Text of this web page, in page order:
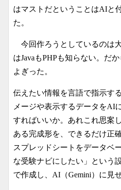
はマストだということはAIと
た。
今回作ろうとしているのは
はJavaもPHPも知らない。だ
よぎった。
伝えたい情報を言語で指示す
メージや表示するデータをAI
すればいいか。あれこれ思案
ある完成形を、できるだけ正
スプレッドシートをデータベ
な受験ナビにしたい」という
で作成し、AI（Gemini）に見